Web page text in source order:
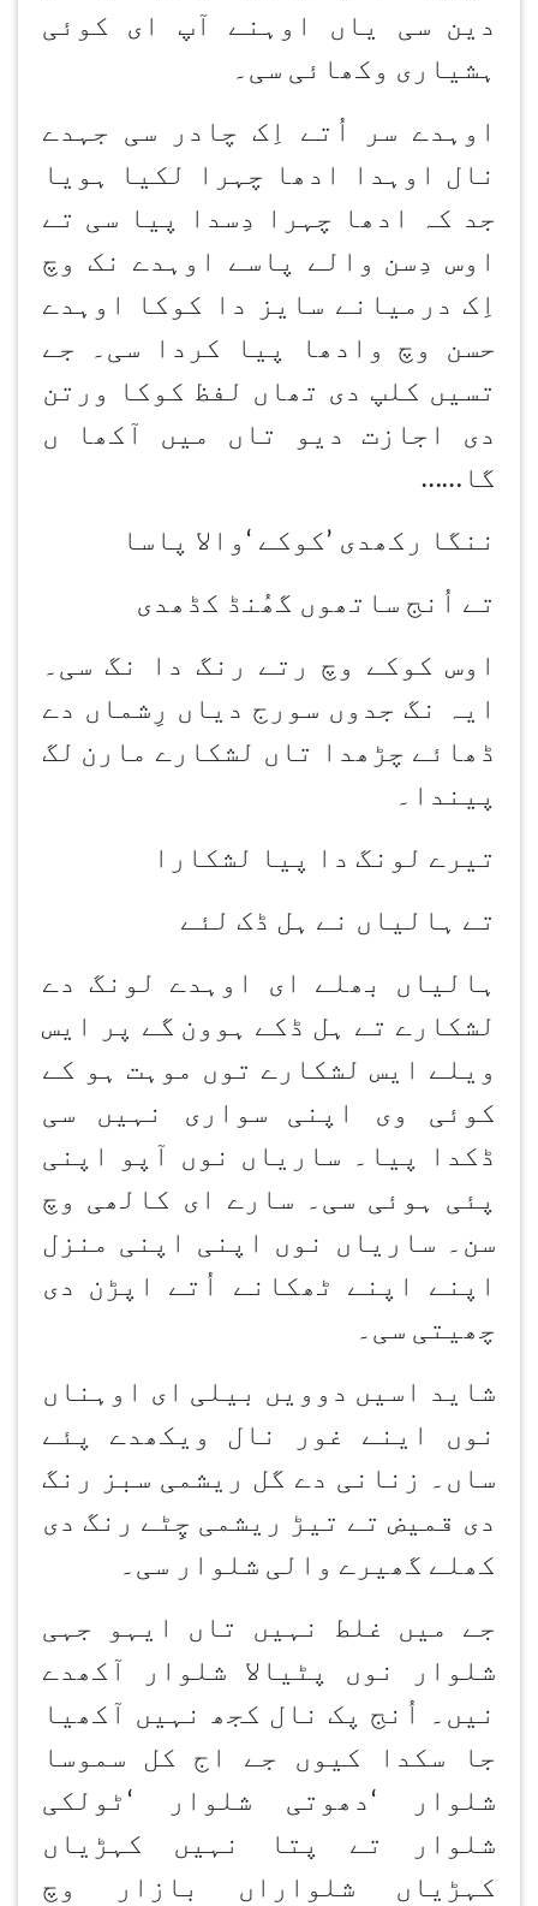
دین
سی یاں اوہنے آپ ای کوئی
ہشیاری وکھائی سی۔
اوہدے سر اُتے اِک چادر سی جہدے
نال اوہدا ادھا چہرا لکیا ہویا
جد کہ ادھا چہرا دِسدا پیا سی تے
اوس دِسن والے پاسے اوہدے نک وچ
اِک درمیانے سایز دا کوکا اوہدے
حسن وچ وادھا پیا کردا سی۔ جے
تسیں کلپ دی تھاں لفظ کوکا ورتن
دی اجازت دیو تاں میں آکھا ں
گا ……
ننگا رکھدی ’کوکے ‘ والا پاسا
تے اُنج ساتھوں گھُنڈ کڈھدی
اوس کوکے وچ رتے رنگ دا نگ سی۔
ایہ نگ جدوں سورج دیاں رِشماں دے
ڈھائے چڑھدا تاں لشکارے مارن لگ
پیندا۔
تیرے لونگ دا پیا لشکارا
تے ہالیاں نے ہل ڈک لئے
ہالیاں بھلے ای اوہدے لونگ دے
لشکارے تے ہل ڈکے ہوون گے پر ایس
ویلے ایس لشکارے توں موہت ہو کے
کوئی وی اپنی سواری نہیں سی
ڈکدا پیا۔ ساریاں نوں آپو اپنی
پئی ہوئی سی۔ سارے ای کالھی وچ
سن۔ ساریاں نوں اپنی اپنی منزل
اپنے اپنے ٹھکانے اُتے اپڑن
دی
چھیتی سی۔
شاید اسیں دوویں بیلی ای اوہناں
نوں اینے غور نال ویکھدے پئے
ساں۔ زنانی دے گل ریشمی سبز رنگ
دی قمیض تے تیڑ ریشمی چِٹے رنگ دی
کھلے گھیرے والی شلوار سی۔
جے میں غلط نہیں تاں ایہو جہی
شلوار نوں پٹیالا شلوار آکھدے
نیں۔ اُنج پک نال کجھ نہیں آکھیا
جا سکدا کیوں جے اج کل سموسا
شلوار
‘ دھوتی شلوار ‘ ٹولکی
شلوار تے پتا نہیں کہڑیاں
کہڑیاں شلواراں بازار وچ